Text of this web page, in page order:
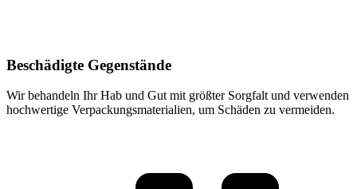
Beschädigte Gegenstände
Wir behandeln Ihr Hab und Gut mit größter Sorgfalt und verwenden
hochwertige Verpackungsmaterialien, um Schäden zu vermeiden.